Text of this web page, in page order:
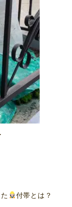
付帯とは？